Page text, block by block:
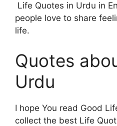
Life Quotes in Urdu in
people love to share
life.
Quotes
Urdu
I hope You read Good
collect the best Life